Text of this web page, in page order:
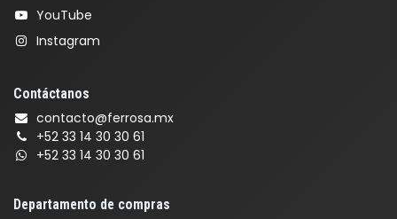
YouTube
Instagram
Contáctanos
contacto@ferrosa.mx
+52 33 14 30 30 61
+52 33 14 30 30 61
Departamento de compras